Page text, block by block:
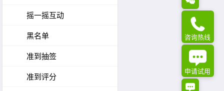
咨询热线
申请试用
摇一摇互动
黑名单
准到抽签
准到评分